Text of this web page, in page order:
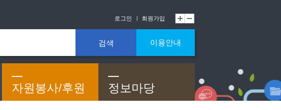
로그인 회원가입
검색 이용안내
자원봉사/후원 정보마당